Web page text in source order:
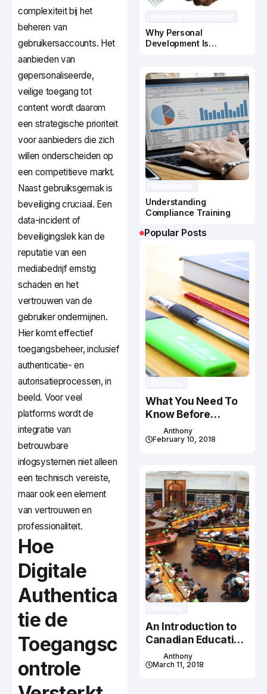
complexiteit bij het
beheren van
gebruikersaccounts. Het
aanbieden van
gepersonaliseerde,
veilige toegang tot
content wordt daarom
een strategische prioriteit
voor aanbieders die zich
willen onderscheiden op
een competitieve markt.
Naast gebruiksgemak is
beveiliging cruciaal. Een
data-incident of
beveiligingslek kan de
reputatie van een
mediabedrijf ernstig
schaden en het
vertrouwen van de
gebruiker ondermijnen.
Hier komt effectief
toegangsbeheer, inclusief
authenticatie- en
autorisatieprocessen, in
beeld. Voor veel
platforms wordt de
integratie van
betrouwbare
inlogsystemen niet alleen
een technisch vereiste,
maar ook een element
van vertrouwen en
professionaliteit.
Hoe
Digitale
Authentica
tie de
Toegangsc
ontrole
Why Personal
Development Is
Understanding
Compliance Training
Popular Posts
What You Need To
Know Before
Studying In Canada
Anthony
February 10, 2018
An Introduction to
Canadian Education
System
Anthony
March 11, 2018